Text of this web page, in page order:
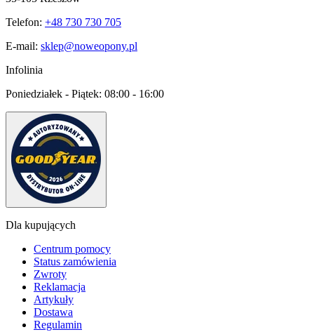
Telefon: +48 730 730 705
E-mail: sklep@noweopony.pl
Infolinia
Poniedziałek - Piątek: 08:00 - 16:00
Dla kupujących
Centrum pomocy
Status zamówienia
Zwroty
Reklamacja
Artykuły
Dostawa
Regulamin